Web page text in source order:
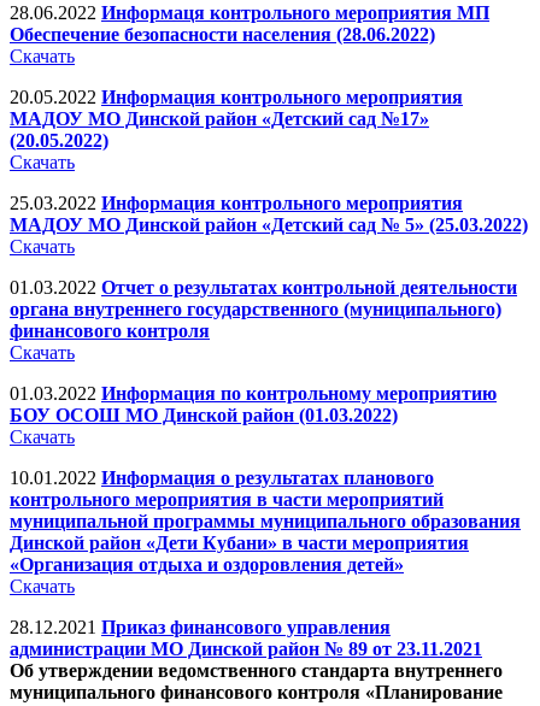
28.06.2022 Информаця контрольного мероприятия МП
Обеспечение безопасности населения (28.06.2022)
Скачать
20.05.2022 Информация контрольного мероприятия
МАДОУ МО Динской район «Детский сад №17»
(20.05.2022)
Скачать
25.03.2022 Информация контрольного мероприятия
МАДОУ МО Динской район «Детский сад № 5» (25.03.2022)
Скачать
01.03.2022 Отчет о результатах контрольной деятельности
органа внутреннего государственного (муниципального)
финансового контроля
Скачать
01.03.2022 Информация по контрольному мероприятию
БОУ ОСОШ МО Динской район (01.03.2022)
Скачать
10.01.2022 Информация о результатах планового
контрольного мероприятия в части мероприятий
муниципальной программы муниципального образования
Динской район «Дети Кубани» в части мероприятия
«Организация отдыха и оздоровления детей»
Скачать
28.12.2021 Приказ финансового управления
администрации МО Динской район № 89 от 23.11.2021
Об утверждении ведомственного стандарта внутреннего
муниципального финансового контроля «Планирование